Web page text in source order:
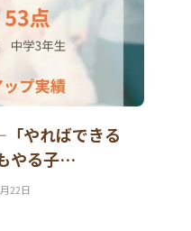
やればできる
やる子…
22日